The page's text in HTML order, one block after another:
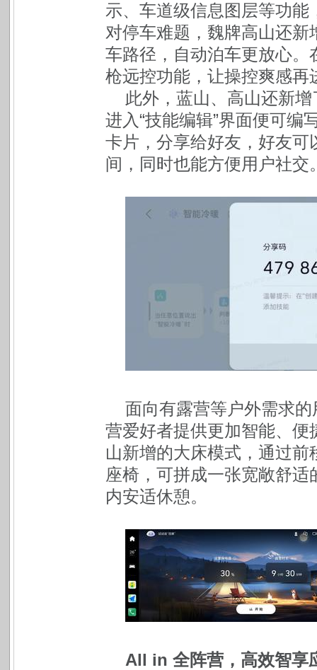
示、车道级信息图层等功
对停车难题，魏牌高山还
车路径，自动泊车更放心
枪远控功能，让操控爽感再
此外，蓝山、高山还新
进入“技能编辑”界面便可编
卡片，分享给好友，好友
间，同时也能方便用户社交
面向有露营等户外需求
营爱好者提供更加智能、
山新增的大床模式，通过
座椅，可拼成一张宽敞舒适
内安适休憩。
All in 全阵营，高效智享